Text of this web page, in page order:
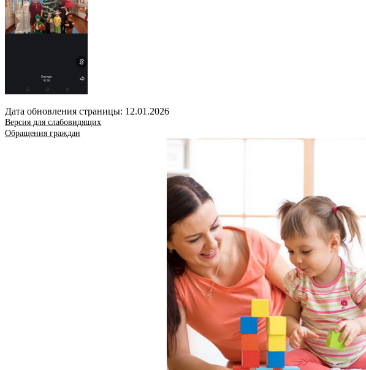
Дата обновления страницы: 12.01.2026
Версия для слабовидящих
Обращения граждан